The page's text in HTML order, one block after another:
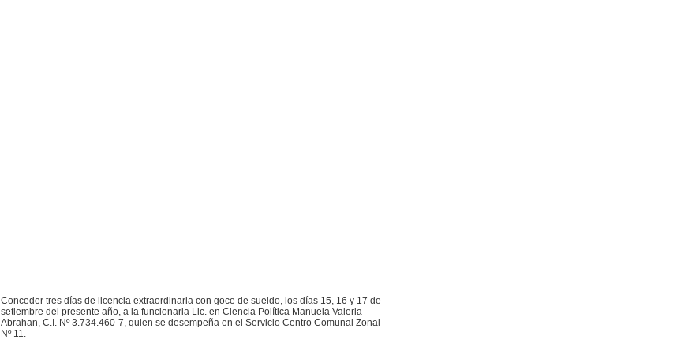
Conceder tres días de licencia extraordinaria con goce de sueldo, los días 15, 16 y 17 de
setiembre del presente año, a la funcionaria Lic. en Ciencia Política Manuela Valeria
Abrahan, C.I. Nº 3.734.460-7, quien se desempeña en el Servicio Centro Comunal Zonal
Nº 11.-